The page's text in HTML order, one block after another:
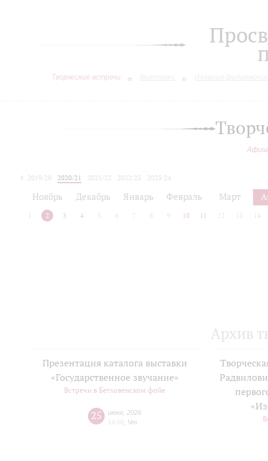
Творческие встречи
2019/20 2020/21 2021/22 2022/23
2023/24
Ноябрь Декабрь Январь Февраль Март
2 3 4 5 6 7 8 9 10 11 12 13 14
Архив
Презентация каталога выставки
«Государственное звучание»
Встречи в Бетховенском фойе
25 июня 2026
14:00 Чт